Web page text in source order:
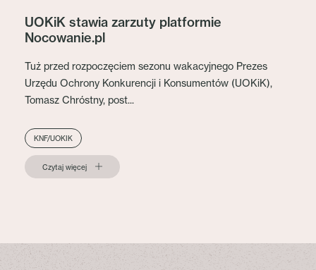
UOKiK stawia zarzuty platformie
Nocowanie.pl
Tuż przed rozpoczęciem sezonu wakacyjnego Prezes
Urzędu Ochrony Konkurencji i Konsumentów (UOKiK),
Tomasz Chróstny, post...
KNF/UOKIK
Czytaj więcej